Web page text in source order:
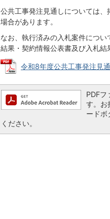
公共工事発注見通しについては
場合があります。
なお、執行済みの入札案件につ
結果・契約情報公表書及び入札結
令和8年度公共工事発注見
PDF
す。お
ードボ
ください。